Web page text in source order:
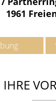
1961
IHRE